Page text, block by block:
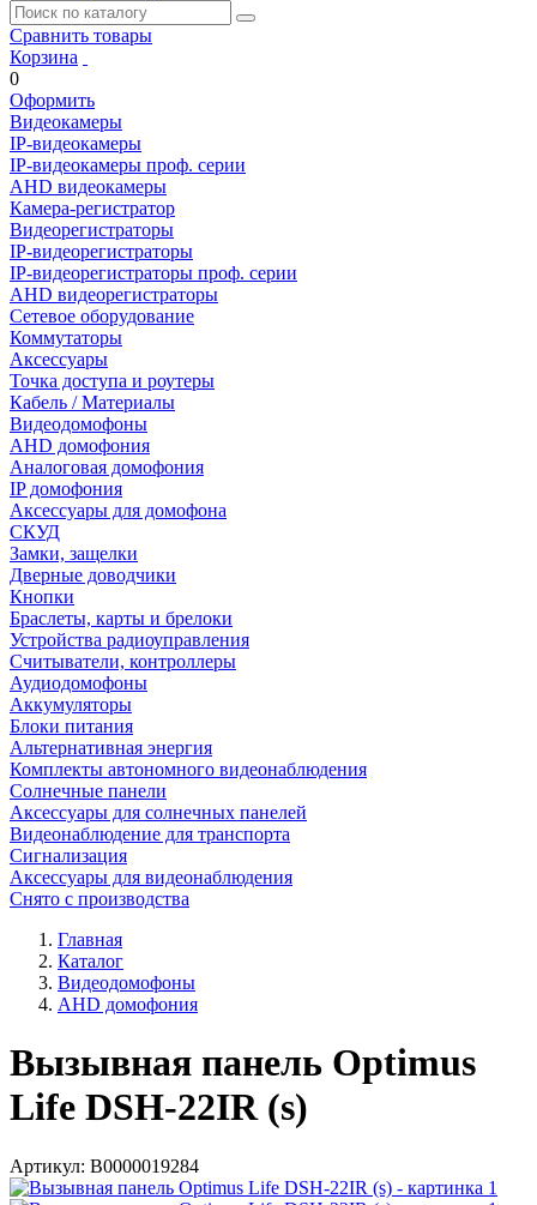
Сравнить товары
Корзина
0
Оформить
Видеокамеры
IP-видеокамеры
IP-видеокамеры проф. серии
AHD видеокамеры
Камера-регистратор
Видеорегистраторы
IP-видеорегистраторы
IP-видеорегистраторы проф. серии
AHD видеорегистраторы
Сетевое оборудование
Коммутаторы
Аксессуары
Точка доступа и роутеры
Кабель / Материалы
Видеодомофоны
AHD домофония
Аналоговая домофония
IP домофония
Аксессуары для домофона
СКУД
Замки, защелки
Дверные доводчики
Кнопки
Браслеты, карты и брелоки
Устройства радиоуправления
Считыватели, контроллеры
Аудиодомофоны
Аккумуляторы
Блоки питания
Альтернативная энергия
Комплекты автономного видеонаблюдения
Солнечные панели
Аксессуары для солнечных панелей
Видеонаблюдение для транспорта
Сигнализация
Аксессуары для видеонаблюдения
Снято с производства
Главная
Каталог
Видеодомофоны
AHD домофония
Вызывная панель Optimus
Life DSH-22IR (s)
Артикул: В0000019284